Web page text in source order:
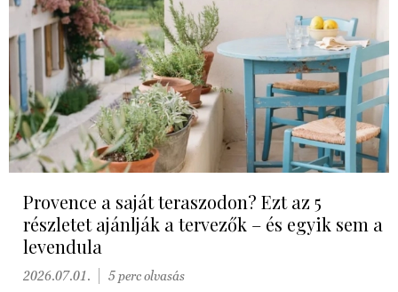
Provence a saját teraszodon? Ezt az 5
részletet ajánlják a tervezők – és egyik sem a
levendula
2026.07.01. 5 perc olvasás